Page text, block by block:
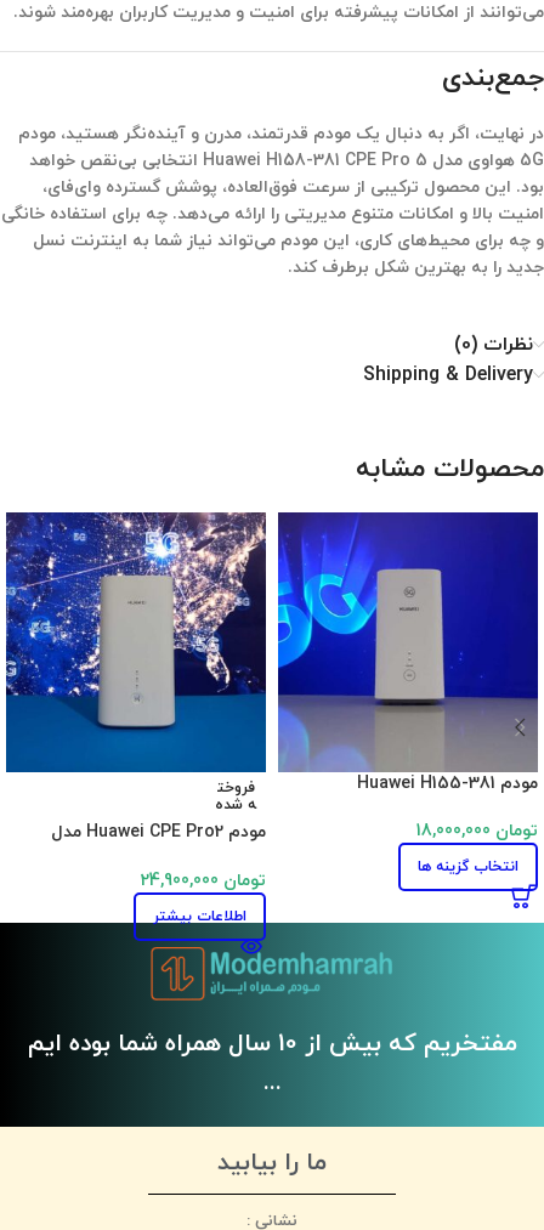
می‌توانند از امکانات پیشرفته برای امنیت و مدیریت کاربران بهره‌مند شوند.
جمع‌بندی
در نهایت، اگر به دنبال یک مودم قدرتمند، مدرن و آینده‌نگر هستید، مودم
5G هواوی مدل Huawei H158-381 CPE Pro 5
انتخابی بی‌نقص خواهد
بود. این محصول ترکیبی از سرعت فوق‌العاده، پوشش گسترده وای‌فای،
امنیت بالا و امکانات متنوع مدیریتی را ارائه می‌دهد. چه برای استفاده خانگی
و چه برای محیط‌های کاری، این مودم می‌تواند نیاز شما به اینترنت نسل
جدید را به بهترین شکل برطرف کند.
نظرات (0)
Shipping & Delivery
محصولات مشابه
مودم Huawei H155-381
تومان
انتخاب گزینه ها
فروخت
ه شده
مودم Huawei CPE Pro2 مدل
تومان
اطلاعات بیشتر
مفتخریم که بیش از 10 سال همراه شما بوده ایم
...
ما را بیابید
نشانی :